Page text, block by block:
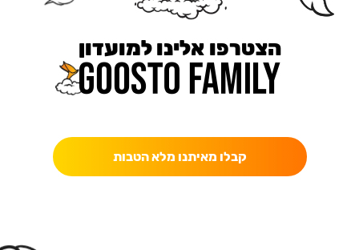
הצטרפו אלינו למועדון
קבלו מאיתנו מלא הטבות